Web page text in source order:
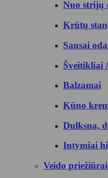
Nuo strijų
Krūtų
Sausai
Šveitikliai
Balzamai
Kūno
Dulksna,
Intymiai
Veido priežiūrai